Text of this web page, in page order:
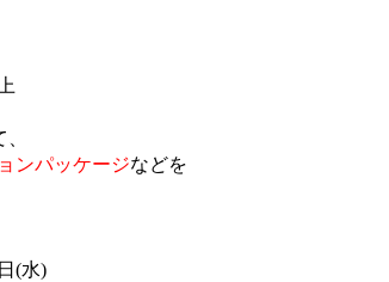
ンパッケージなどを
(水)